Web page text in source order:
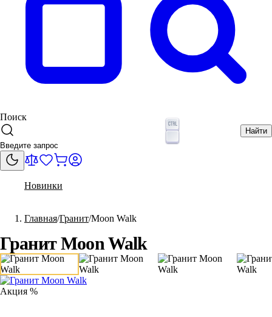
Поиск
Найти
Новинки
Главная Гранит Moon Walk
Гранит Moon Walk
Акция %